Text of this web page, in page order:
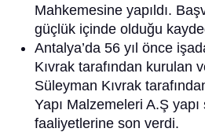
Mahkemesine yapıldı.
güçlük içinde olduğu
Antalya’da 56 yıl önce
Kıvrak tarafından kurulan
Süleyman Kıvrak
Yapı Malzemeleri A.Ş
faaliyetlerine son verdi.